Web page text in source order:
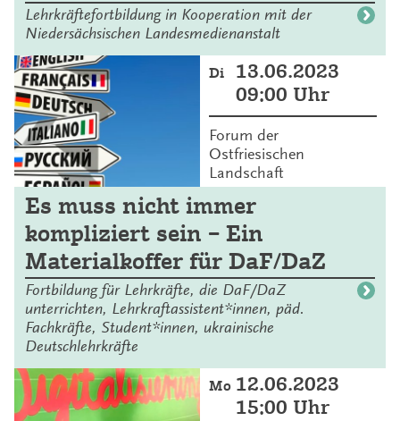
Lehrkräftefortbildung in Kooperation mit der
Niedersächsischen Landesmedienanstalt
Di
13.06.2023
09:00 Uhr
Forum der
Ostfriesischen
Landschaft
Es muss nicht immer
kompliziert sein – Ein
Materialkoffer für DaF/DaZ
Fortbildung für Lehrkräfte, die DaF/DaZ
unterrichten, Lehrkraftassistent*innen, päd.
Fachkräfte, Student*innen, ukrainische
Deutschlehrkräfte
Mo 12.06.2023
15:00 Uhr